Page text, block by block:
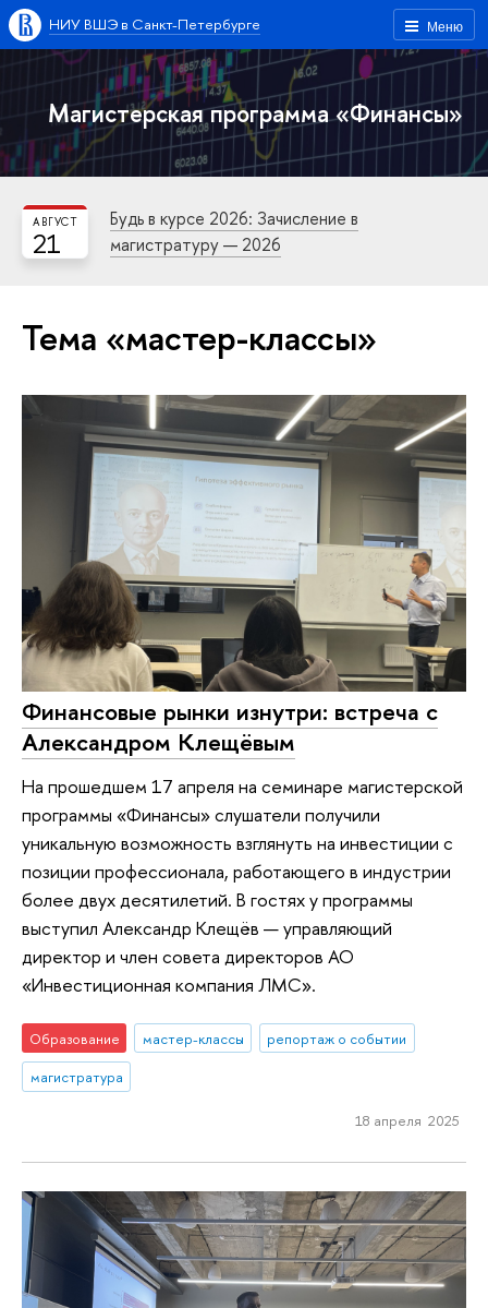
Меню
НИУ ВШЭ в Санкт-Петербурге
Магистерская программа «Финансы»
21
АВГУСТ
Будь в курсе 2026: Зачисление в
магистратуру — 2026
Тема «мастер-классы»
Финансовые рынки изнутри: встреча с
Александром Клещёвым
На прошедшем 17 апреля на семинаре магистерской
программы «Финансы» слушатели получили
уникальную возможность взглянуть на инвестиции с
позиции профессионала, работающего в индустрии
более двух десятилетий. В гостях у программы
выступил Александр Клещёв — управляющий
директор и член совета директоров АО
«Инвестиционная компания ЛМС».
Образование мастер-классы
репортаж о событии
магистратура
18 апреля 2025